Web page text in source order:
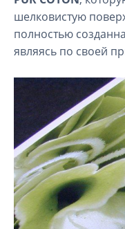
шелковистую
полностью
являясь по своей